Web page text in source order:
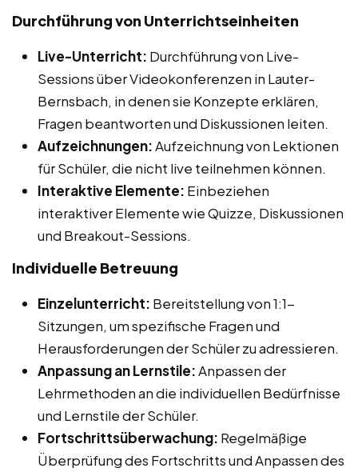
Durchführung von Unterrichtseinheiten
Live-Unterricht: Durchführung von Live-
Sessions über Videokonferenzen in Lauter-
Bernsbach, in denen sie Konzepte erklären,
Fragen beantworten und Diskussionen leiten.
Aufzeichnungen:Aufzeichnung von Lektionen
für Schüler, die nicht live teilnehmen können.
Interaktive Elemente: Einbeziehen
interaktiver Elemente wie Quizze, Diskussionen
und Breakout-Sessions.
Individuelle Betreuung
Einzelunterricht: Bereitstellung von 1:1-
Sitzungen, um spezifische Fragen und
Herausforderungen der Schüler zu adressieren.
Anpassung an Lernstile:Anpassen der
Lehrmethoden an die individuellen Bedürfnisse
und Lernstile der Schüler.
Fortschrittsüberwachung: Regelmäßige
Überprüfung des Fortschritts und Anpassen des